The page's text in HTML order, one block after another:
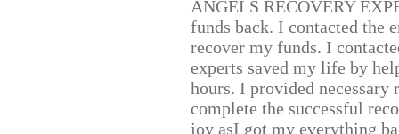
ANGELS RECOVERY
funds back. I contacted the
recover my funds. I
experts saved my life by
hours. I provided
complete the successful
joy asI got my everything